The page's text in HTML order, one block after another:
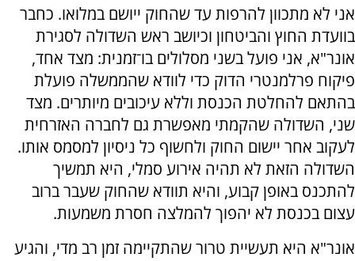
אני לא מתכוון להרפות עד שהחוק ייושם במלואו. כחבר
בוועדת החוץ והביטחון וכיושב ראש השדולה לסגירת
אונר"א, אני פועל בשני מסלולים בו־זמנית: מצד אחד,
פיקוח פרלמנטרי הדוק כדי לוודא שהממשלה פועלת
בהתאם להחלטת הכנסת וללא עיכובים מיותרים. מצד
שני, השדולה שהקמתי מאפשרת גם לחברה האזרחית
לעקוב אחר יישום החוק ולחשוף כל ניסיון למסמס אותו.
השדולה הזאת לא תהיה אירוע סמלי, היא תמשיך
להתכנס באופן קבוע, והיא תוודא שהחוק שעבר ברוב
עצום בכנסת לא יהפוך להמלצה חסרת משמעות.
אונר"א היא תעשיית טרור שהתקיימה זמן רב מדי, והגיע